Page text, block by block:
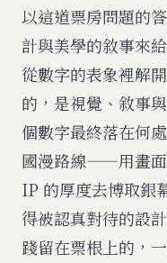
以這道票房問題的
計與美學的敘事來
從數字的表象裡解
的，是視覺、敘事
個數字最終落在何
國漫路線——用畫面
IP 的厚度去博取
得被認真對待的設
踐留在票根上的，